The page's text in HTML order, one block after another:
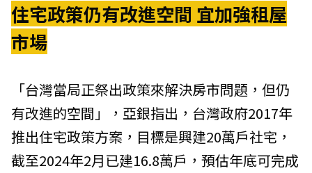
住宅政策仍有改進空間 宜加強租屋
市場
「台灣當局正祭出政策來解決房市問題，但仍
有改進的空間」，亞銀指出，台灣政府2017年
推出住宅政策方案，目標是興建20萬戶社宅，
截至2024年2月已建16.8萬戶，預估年底可完成